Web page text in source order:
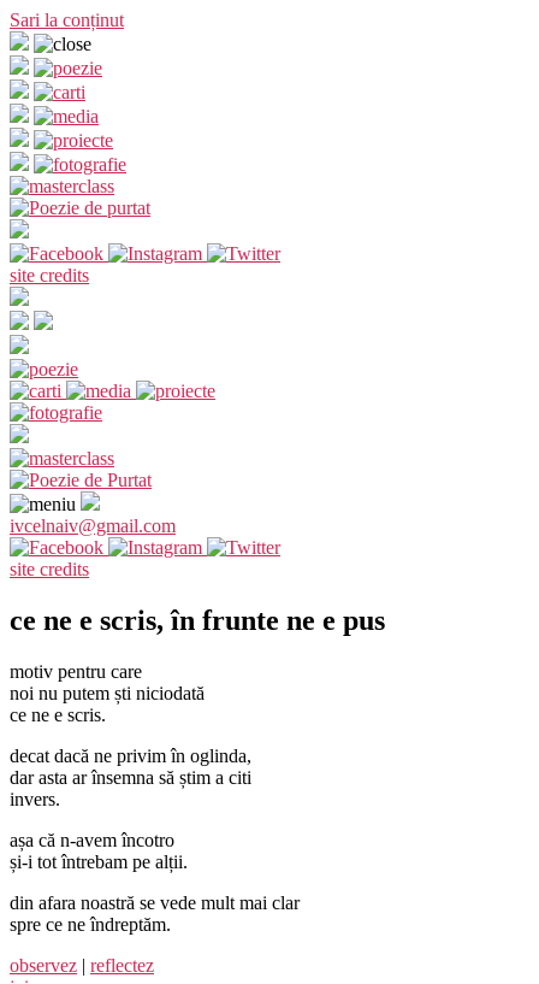
Sari la conținut
site credits
ivcelnaiv@gmail.com
site credits
ce ne e scris, în frunte ne e pus
motiv pentru care
noi nu putem ști niciodată
ce ne e scris.
decat dacă ne privim în oglinda,
dar asta ar însemna să știm a citi
invers.
așa că n-avem încotro
și-i tot întrebam pe alții.
din afara noastră se vede mult mai clar
spre ce ne îndreptăm.
observez | reflectez